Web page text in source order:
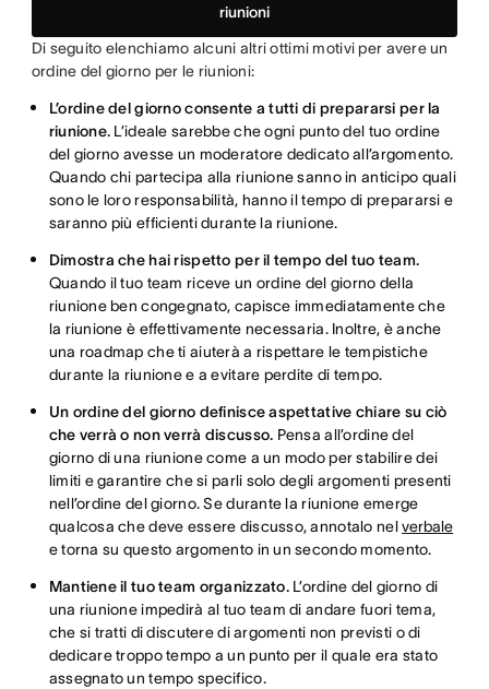
riunioni
Di seguito elenchiamo alcuni altri ottimi motivi per avere un
ordine del giorno per le riunioni:
L’ordine del giorno consente a tutti di prepararsi per la
riunione. L’ideale sarebbe che ogni punto del tuo ordine
del giorno avesse un moderatore dedicato all’argomento.
Quando chi partecipa alla riunione sanno in anticipo quali
sono le loro responsabilità, hanno il tempo di prepararsi e
saranno più efficienti durante la riunione.
Dimostra che hai rispetto per il tempo del tuo team.
Quando il tuo team riceve un ordine del giorno della
riunione ben congegnato, capisce immediatamente che
la riunione è effettivamente necessaria. Inoltre, è anche
una roadmap che ti aiuterà a rispettare le tempistiche
durante la riunione e a evitare perdite di tempo.
Un ordine del giorno definisce aspettative chiare su ciò
che verrà o non verrà discusso. Pensa all’ordine del
giorno di una riunione come a un modo per stabilire dei
limiti e garantire che si parli solo degli argomenti presenti
nell’ordine del giorno. Se durante la riunione emerge
qualcosa che deve essere discusso, annotalo nelverbale
e torna su questo argomento in un secondo momento.
Mantiene il tuo team organizzato.L’ordine del giorno di
una riunione impedirà al tuo team di andare fuori tema,
che si tratti di discutere di argomenti non previsti o di
dedicare troppo tempo a un punto per il quale era stato
assegnato un tempo specifico.